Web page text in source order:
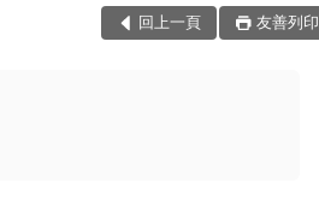
回上一頁 友善列印